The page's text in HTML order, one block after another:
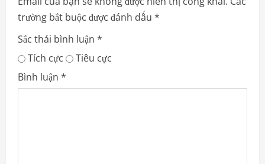
trường bắt buộc được đánh dấu *
Sắc thái bình luận *
Tích cực
Tiêu cực
Bình luận *